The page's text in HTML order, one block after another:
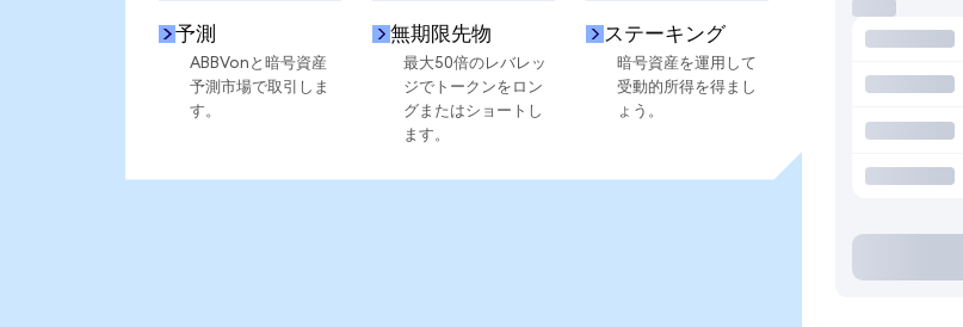
予測
ABBVonと暗号資産
予測市場で取引しま
す。
無期限先物
最大50倍のレバレッ
ジでトークンをロン
グまたはショートし
ます。
ステーキング
暗号資産を運用して
受動的所得を得まし
ょう。